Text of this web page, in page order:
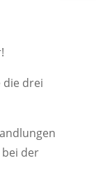
die drei
der